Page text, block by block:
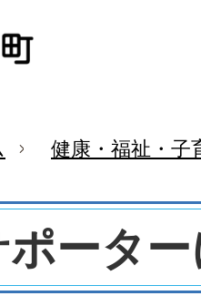
健康・福祉・子
ータ